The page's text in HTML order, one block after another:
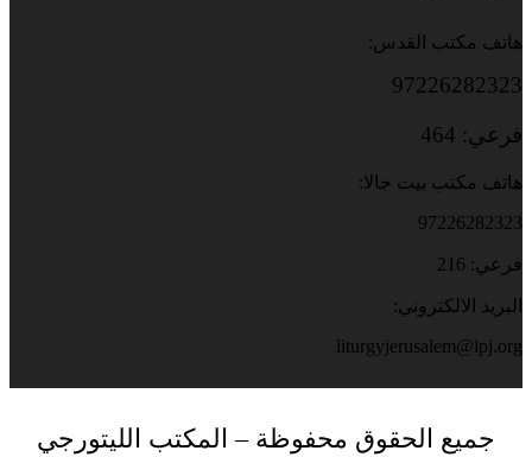
هاتف مكتب القدس:
97226282323
فرعي: 464
هاتف مكتب بيت جالا:
97226282323
فرعي: 216
البريد الالكتروني:
liturgyjerusalem@lpj.org
جميع الحقوق محفوظة – المكتب الليتورجي